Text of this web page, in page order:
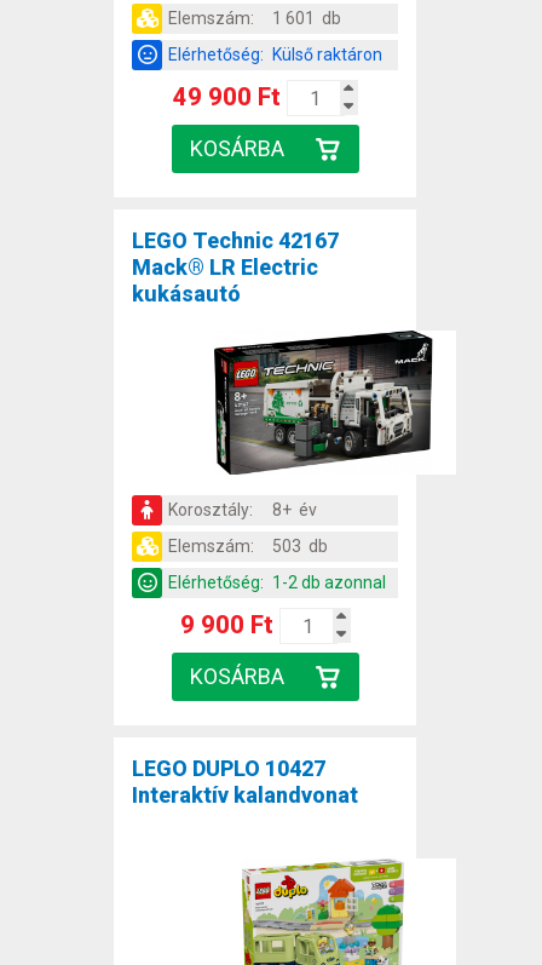
Elemszám:
1 601 db
Elérhetőség:
Külső raktáron
49 900 Ft
LEGO Technic 42167
Mack® LR Electric
kukásautó
Korosztály:
8+ év
Elemszám:
503 db
Elérhetőség: 1-2 db azonnal
9 900 Ft
LEGO DUPLO 10427
Interaktív kalandvonat